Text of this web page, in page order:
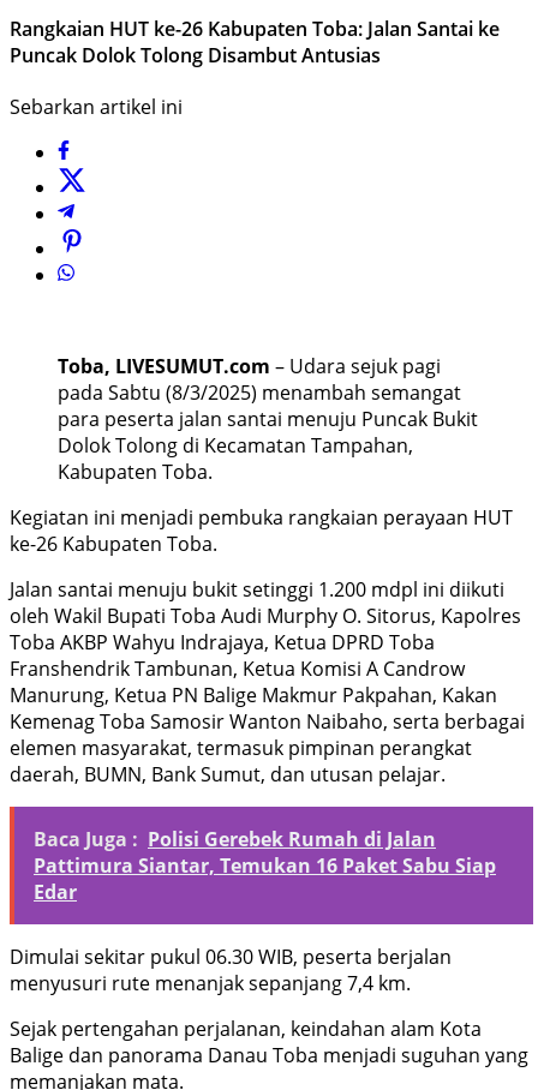
Rangkaian HUT ke-26 Kabupaten Toba: Jalan Santai ke
Puncak Dolok Tolong Disambut Antusias
Sebarkan artikel ini
Toba, LIVESUMUT.com – Udara sejuk pagi
pada Sabtu (8/3/2025) menambah semangat
para peserta jalan santai menuju Puncak Bukit
Dolok Tolong di Kecamatan Tampahan,
Kabupaten Toba.
Kegiatan ini menjadi pembuka rangkaian perayaan HUT
ke-26 Kabupaten Toba.
Jalan santai menuju bukit setinggi 1.200 mdpl ini diikuti
oleh Wakil Bupati Toba Audi Murphy O. Sitorus, Kapolres
Toba AKBP Wahyu Indrajaya, Ketua DPRD Toba
Franshendrik Tambunan, Ketua Komisi A Candrow
Manurung, Ketua PN Balige Makmur Pakpahan, Kakan
Kemenag Toba Samosir Wanton Naibaho, serta berbagai
elemen masyarakat, termasuk pimpinan perangkat
daerah, BUMN, Bank Sumut, dan utusan pelajar.
Baca Juga : Polisi Gerebek Rumah di Jalan
Pattimura Siantar, Temukan 16 Paket Sabu Siap
Edar
Dimulai sekitar pukul 06.30 WIB, peserta berjalan
menyusuri rute menanjak sepanjang 7,4 km.
Sejak pertengahan perjalanan, keindahan alam Kota
Balige dan panorama Danau Toba menjadi suguhan yang
memanjakan mata.